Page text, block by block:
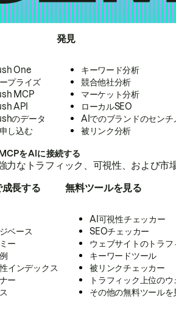
One
プライズ
MCP
API
のデータ
し込む
発見
キーワード分析
競合他社分析
マーケット分析
ローカルSEO
AIでのブランドのセンチ
被リンク分析
をAIに接続する
力なトラフィック、可視性、および
長する
ベース
ー
インデックス
ー
無料ツールを見る
AI可視性チェッカー
SEOチェッカー
ウェブサイトのトラ
キーワードツール
被リンクチェッカー
トラフィック上位の
その他の無料ツールを